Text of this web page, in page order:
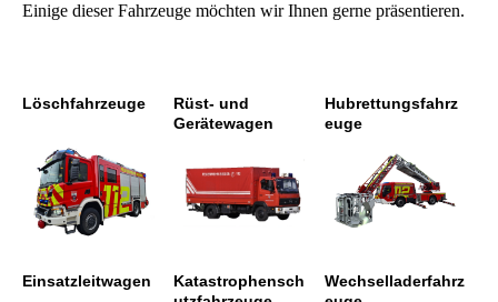
Einige dieser Fahrzeuge möchten wir Ihnen gerne präsentieren.
Löschfahrzeuge
Rüst- und
Gerätewagen
Hubrettungsfahrz
euge
Einsatzleitwagen
Katastrophensch
Wechselladerfahrz